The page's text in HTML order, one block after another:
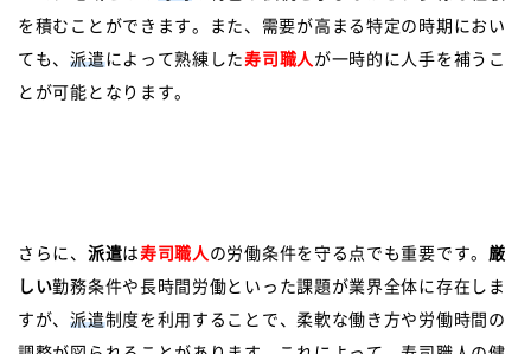
を積むことができます。また、需要が高まる特定の時期におい
ても、派遣によって熟練した寿司職人 が一時的に人手を補うこ
とが可能となります。
さらに、 派遣は寿司職人 の労働条件を守る点でも重要です。 厳
しい勤務条件や長時間労働といった課題が業界全体に存在しま
すが、派遣制度を利用することで、柔軟な働き方や労働時間の